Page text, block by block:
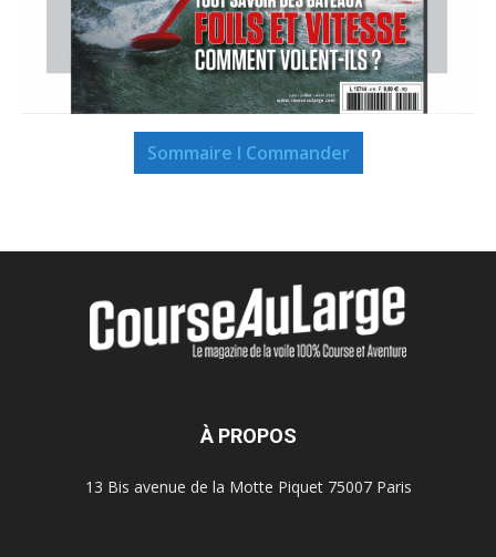
Sommaire I Commander
À PROPOS
13 Bis avenue de la Motte Piquet 75007 Paris